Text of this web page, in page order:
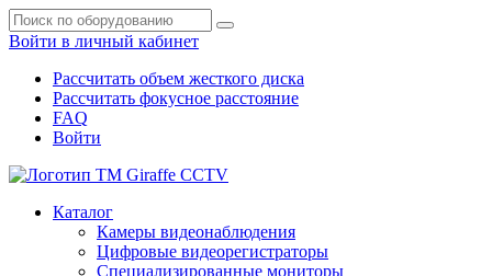
Войти в личный кабинет
Рассчитать объем жесткого диска
Рассчитать фокусное расстояние
FAQ
Войти
Каталог
Камеры видеонаблюдения
Цифровые видеорегистраторы
Специализированные мониторы